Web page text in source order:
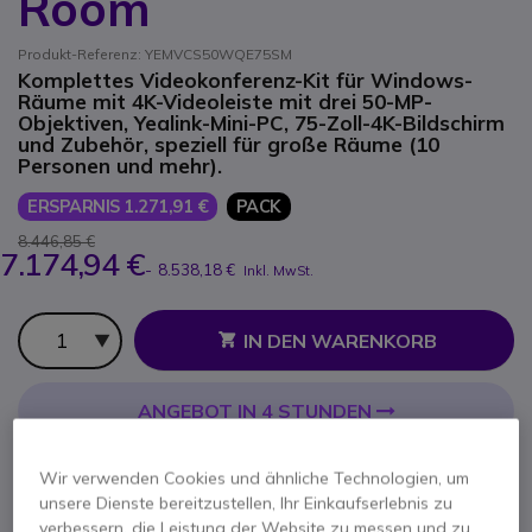
Produkt-Referenz: YEMVCS50WQE75SM
Komplettes Videokonferenz-Kit für Windows-
Räume mit 4K-Videoleiste mit drei 50-MP-
Objektiven, Yealink-Mini-PC, 75-Zoll-4K-Bildschirm
und Zubehör, speziell für große Räume (10
Personen und mehr).
ERSPARNIS 1.271,91 € PACK
8.446,85 €
7.174,94 €- 8.538,18 € Inkl. MwSt.
Anzahl
IN DEN WARENKORB
ANGEBOT IN 4 STUNDEN
Im Vorteilspack enthalten:
Wir verwenden Cookies und ähnliche Technologien, um
unsere Dienste bereitzustellen, Ihr Einkaufserlebnis zu